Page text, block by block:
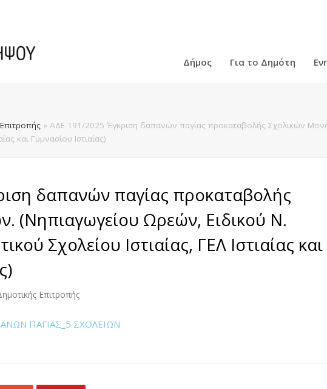
Δήμος Για το Δημότη
» ΑΔΕ 191/2025 Έγκριση δαπανών παγίας προκαταβολής Σχολικών
και Γυμνασίου Ιστιαίας)
δαπανών παγίας προκαταβολής
(Νηπιαγωγείου Ωρεών, Ειδικού Ν.
Σχολείου Ιστιαίας, ΓΕΛ Ιστιαίας και
Επιτροπής
ΠΑΓΙΑΣ_5 ΣΧΟΛΕΙΩΝ